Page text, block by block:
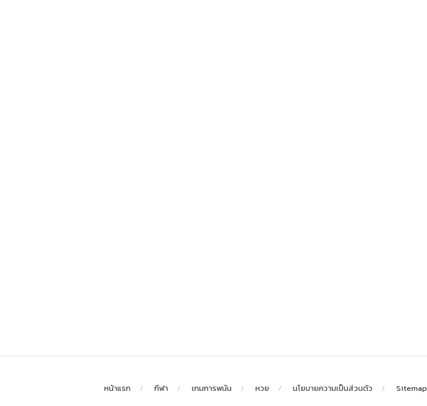
หน้าแรก กีฬา เกมการพนัน หวย นโยบายความเป็นส่วนตัว Sitemap